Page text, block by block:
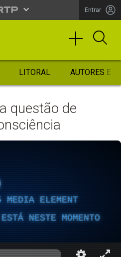
Entrar
LITORAL AUTORES
questão de
MEDIA ELEMENT
NESTE MOMENTO